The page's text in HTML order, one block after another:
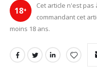
18+
Cet article n'est pas
commandant cet
moins 18 ans.